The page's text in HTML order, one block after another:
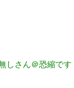
しさん＠恐縮です